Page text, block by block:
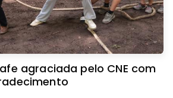
agraciada pelo CNE com